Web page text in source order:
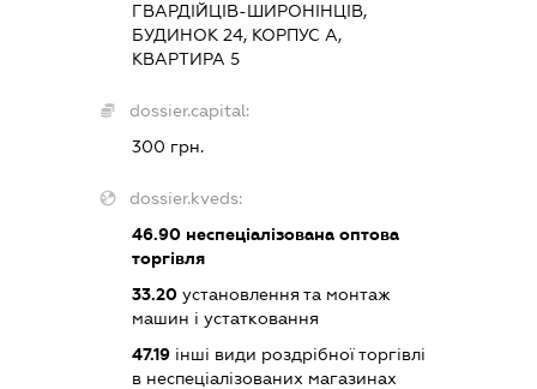
ГВАРДІЙЦІВ-ШИРОНІНЦІВ,
БУДИНОК 24, КОРПУС А,
КВАРТИРА 5
dossier.capital:
300 грн.
dossier.kveds:
46.90 неспеціалізована оптова
торгівля
33.20 установлення та монтаж
машин і устатковання
47.19 інші види роздрібної торгівлі
в неспеціалізованих магазинах